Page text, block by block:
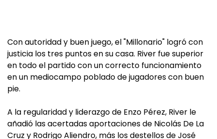
Con autoridad y buen juego, el "Millonario" logró con
justicia los tres puntos en su casa. River fue superior
en todo el partido con un correcto funcionamiento
en un mediocampo poblado de jugadores con buen
pie.
A la regularidad y liderazgo de Enzo Pérez, River le
añadió las acertadas aportaciones de Nicolás De La
Cruz y Rodrigo Aliendro, más los destellos de José